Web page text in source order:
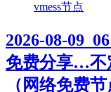
vmess节点
2026-08-
免费分享…不
（网络免费